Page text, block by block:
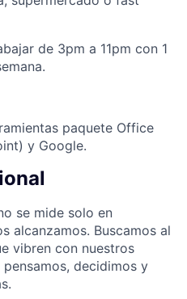
de 3pm a 11pm con 1
paquete Office
y Google.
se mide solo en
alcanzamos. Buscamos al
vibren con nuestros
decidimos y